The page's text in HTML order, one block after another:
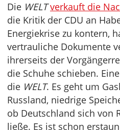
Die WELT verkauft die
die Kritik der CDU an
Energiekrise zu kontern,
vertrauliche Dokumente
ihrerseits der
die Schuhe schieben.
die WELT. Es geht um
Russland, niedrige
ob Deutschland sich von
ließe. Es ist schon